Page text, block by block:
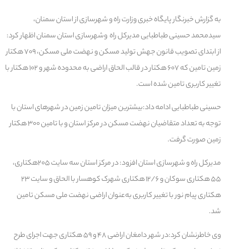
به گزارش خبرنگار پایگاه خبری وزارت راه و شهرسازی از استان سمنان،
سیدمحمد حسینی طباطبایی مدیرکل راه وشهرسازی استان سمنان اظهار کرد:
از ابتدای تصویب قانون جهش تولید مسکن و نهضت ملی مسکن، ۷۰۹ هکتار
زمین تامین که ۶۰۷ هکتار در قالب الحاق اراضی به محدوده شهر و ۱۰۲ هکتار با
تغییر کاربری تامین شده است.
حسینی طباطبایی ادامه داد:بیشترین میزان تامین زمین در شهرهای استان با
توجه به تعداد متقاضیان نهضت مسکن در مرکز استان و با تامین ۳۰۰ هکتار
زمین صورت گرفت.
مدیرکل راه و شهرسازی استان افزود: در مرکز استان سه سایت ۲۰۵هکتاری،
۵۵ هکتاری سوکان و ۱۲/۶ هکتاری شهرک کوهسار با الحاق و سایت ۲۳
هکتاری پیام نور با تغییر کاربری به‌عنوان اراضی نهضت ملی مسکن تامین
شد.
وی خاطرنشان کرد:در شهر دامغان اراضی ۴۸ و ۵۹ هکتاری جهت اجرای طرح